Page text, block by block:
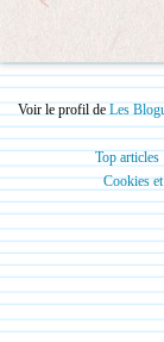
Voir le profil de Les
Top articles
Cookies